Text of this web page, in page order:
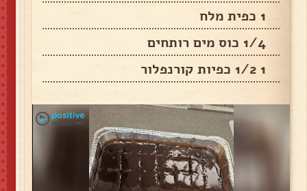
1 כפית מלח
1/4 כוס מים רותחים
1 1/2 כפיות קורנפלור